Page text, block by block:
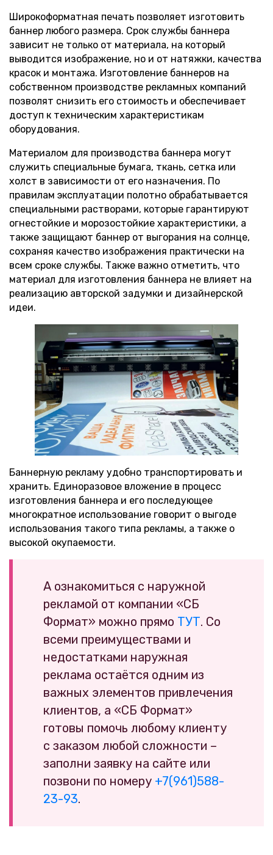
Широкоформатная печать позволяет изготовить
баннер любого размера. Срок службы баннера
зависит не только от материала, на который
выводится изображение, но и от натяжки, качества
красок и монтажа. Изготовление баннеров на
собственном производстве рекламных компаний
позволят снизить его стоимость и обеспечивает
доступ к техническим характеристикам
оборудования.
Материалом для производства баннера могут
служить специальные бумага, ткань, сетка или
холст в зависимости от его назначения. По
правилам эксплуатации полотно обрабатывается
специальными растворами, которые гарантируют
огнестойкие и морозостойкие характеристики, а
также защищают баннер от выгорания на солнце,
сохраняя качество изображения практически на
всем сроке службы. Также важно отметить, что
материал для изготовления баннера не влияет на
реализацию авторской задумки и дизайнерской
идеи.
Баннерную рекламу удобно транспортировать и
хранить. Единоразовое вложение в процесс
изготовления баннера и его последующее
многократное использование говорит о выгоде
использования такого типа рекламы, а также о
высокой окупаемости.
А ознакомиться с наружной
рекламой от компании «СБ
Формат» можно прямо ТУТ. Со
всеми преимуществами и
недостатками наружная
реклама остаётся одним из
важных элементов привлечения
клиентов, а «СБ Формат»
готовы помочь любому клиенту
с заказом любой сложности –
заполни заявку на сайте или
позвони по номеру +7(961)588-
23-93.